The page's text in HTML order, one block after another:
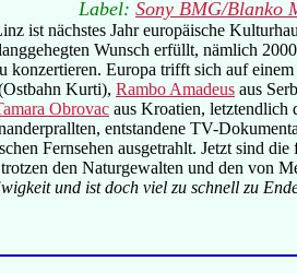
Label: Sony BMG/Blanko
ist nächstes Jahr europäische
Wunsch erfüllt, nämlich
konzertieren. Europa trifft sich auf
Kurti), Rambo Amadeus aus
Obrovac aus Kroatien, letztendlich
entstandene TV-
Fernsehen ausgetrahlt. Jetzt sind
den Naturgewalten und den von
und ist doch viel zu schnell zu